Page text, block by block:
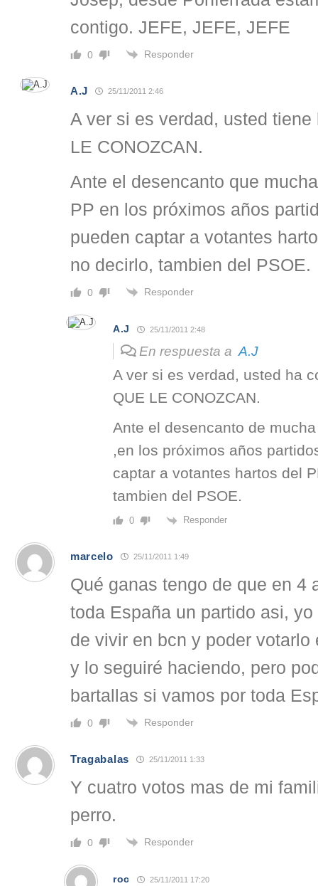
contigo. JEFE, JEFE, JEFE
0 Responder
A.J 25/11/2011 2:46
A ver si es verdad, usted
LE CONOZCAN.
Ante el desencanto que
PP en los próximos años
pueden captar a votantes
no decirlo, tambien del PSOE.
0 Responder
A.J 25/11/2011 2:48
En respuesta a A.J
A ver si es verdad, usted ha
QUE LE CONOZCAN.
Ante el desencanto de
,en los próximos años
captar a votantes hartos del
tambien del PSOE.
0 Responder
marcelo 25/11/2011 1:49
Qué ganas tengo de que en 4
toda España un partido asi,
de vivir en bcn y poder
y lo seguiré haciendo, pero
bartallas si vamos por toda
0 Responder
Tragabalas 25/11/2011 1:33
Y cuatro votos mas de mi
perro.
0 Responder
roc 25/11/2011 17:20